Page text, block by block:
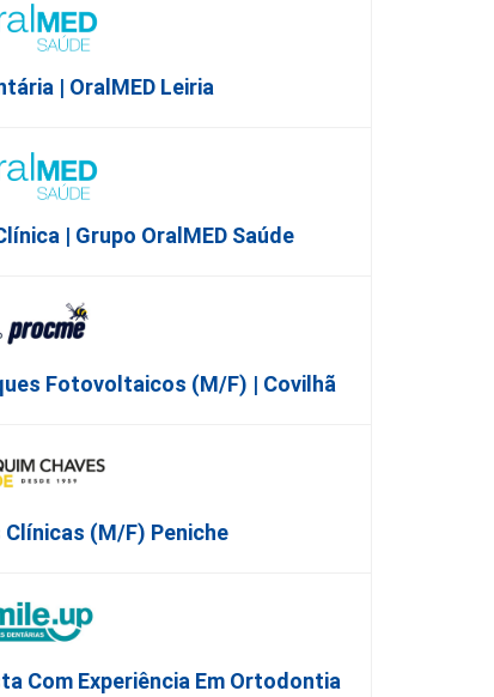
| OralMED Leiria
| Grupo OralMED Saúde
Fotovoltaicos (m/f) | Covilhã
(M/F) Peniche
Com Experiência Em Ortodontia